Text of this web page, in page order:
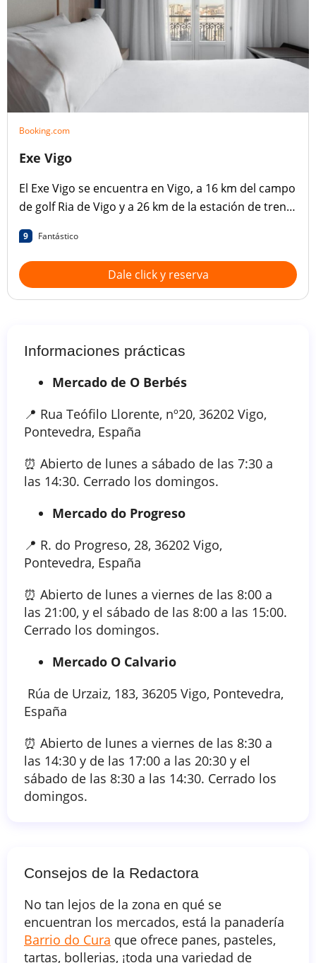
Booking.com
Exe Vigo
El Exe Vigo se encuentra en Vigo, a 16 km del campo
de golf Ria de Vigo y a 26 km de la estación de tren
9 Fantástico
Dale click y reserva
Informaciones prácticas
Mercado de O Berbés
📍 Rua Teófilo Llorente, nº20, 36202 Vigo,
Pontevedra, España
⏰ Abierto de lunes a sábado de las 7:30 a
las 14:30. Cerrado los domingos.
Mercado do Progreso
📍 R. do Progreso, 28, 36202 Vigo,
Pontevedra, España
⏰ Abierto de lunes a viernes de las 8:00 a
las 21:00, y el sábado de las 8:00 a las 15:00.
Cerrado los domingos.
Mercado O Calvario
Rúa de Urzaiz, 183, 36205 Vigo, Pontevedra,
España
⏰ Abierto de lunes a viernes de las 8:30 a
las 14:30 y de las 17:00 a las 20:30 y el
sábado de las 8:30 a las 14:30. Cerrado los
domingos.
Consejos de la Redactora
No tan lejos de la zona en qué se
encuentran los mercados, está la panadería
Barrio do Cura que ofrece panes, pasteles,
tartas, bollerias, ¡toda una variedad de